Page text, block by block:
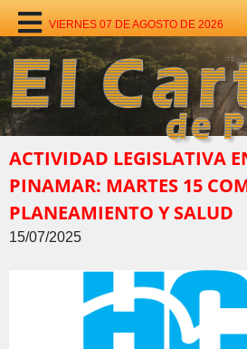
VIERNES 07 DE AGOSTO DE 2026
ACTIVIDAD LEGISLATIVA
PINAMAR: MARTES 15
PLANEAMIENTO Y SALUD
15/07/2025